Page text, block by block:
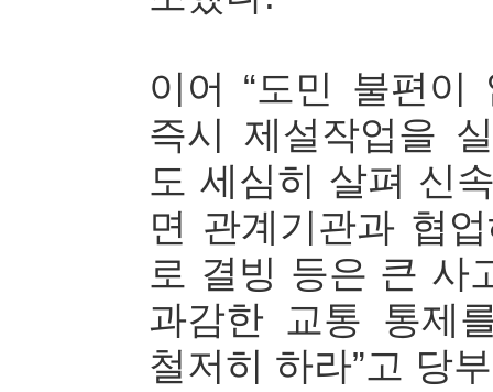
이어 “도민 불편이
즉시 제설작업을
도 세심히 살펴 신
면 관계기관과 협
로 결빙 등은 큰 사
과감한 교통 통제
철저히 하라”고 당